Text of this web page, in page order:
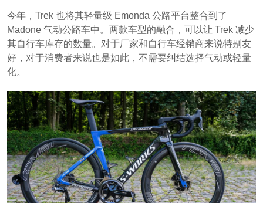
今年，Trek 也将其轻量级 Emonda 公路平台整合到了
Madone 气动公路车中。两款车型的融合，可以让 Trek 减少
其自行车库存的数量。对于厂家和自行车经销商来说特别友
好，对于消费者来说也是如此，不需要纠结选择气动或轻量
化。